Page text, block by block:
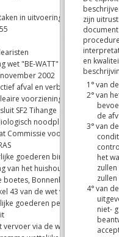
in uitvoering van de wet 04/
wet "BE-WATT"
2002
afval en verbruikte
voorzieningen
SF2 Tihange
noodplan
Commissie voor nucleaire
goederen binnenwateren
van het huishoudelijk
Bonnenboekje
43 van de wet van 11
goederen per spoor
vervoer via de weg of per